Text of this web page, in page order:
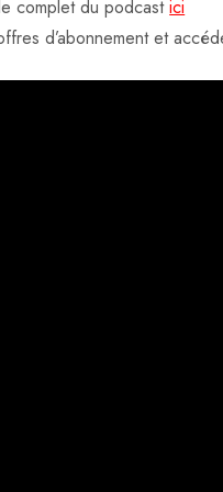
complet du podcastici
d’abonnement et